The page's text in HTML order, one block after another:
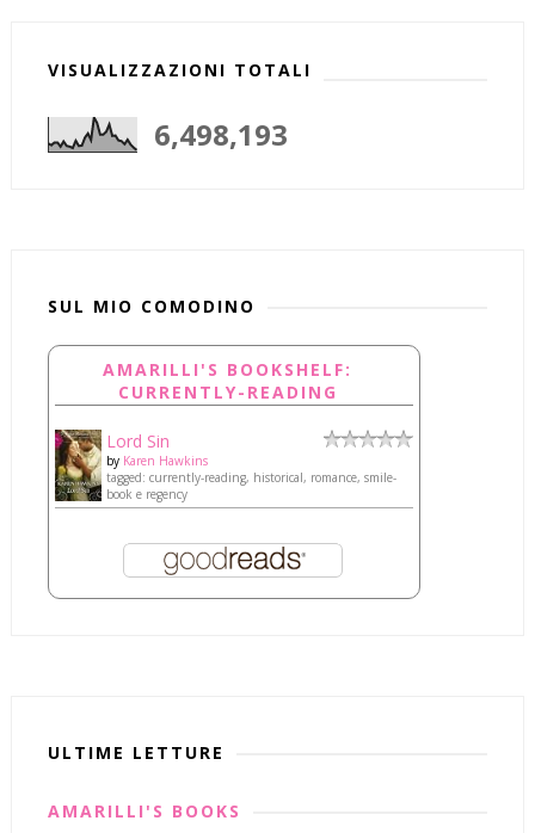
VISUALIZZAZIONI TOTALI
6,498,193
SUL MIO COMODINO
AMARILLI'S BOOKSHELF:
CURRENTLY-READING
Lord Sin
by Karen Hawkins
tagged: currently-reading, historical, romance, smile-
book e regency
ULTIME LETTURE
AMARILLI'S BOOKS